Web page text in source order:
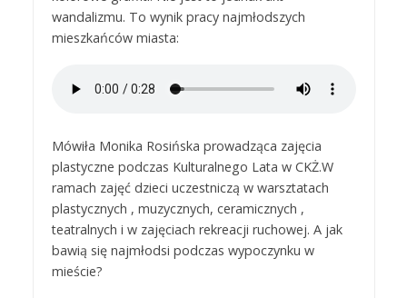
wandalizmu. To wynik pracy najmłodszych
mieszkańców miasta:
Mówiła Monika Rosińska prowadząca zajęcia
plastyczne podczas Kulturalnego Lata w CKŻ.W
ramach zajęć dzieci uczestniczą w warsztatach
plastycznych , muzycznych, ceramicznych ,
teatralnych i w zajęciach rekreacji ruchowej. A jak
bawią się najmłodsi podczas wypoczynku w
mieście?